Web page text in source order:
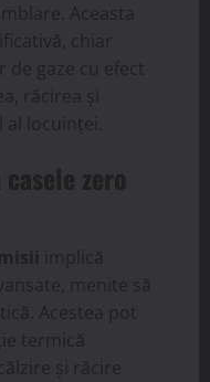
Aceasta
chiar
gaze cu efect
răcirea și
locuinței.
zero
implică
menite să
Acestea pot
termică
și răcire